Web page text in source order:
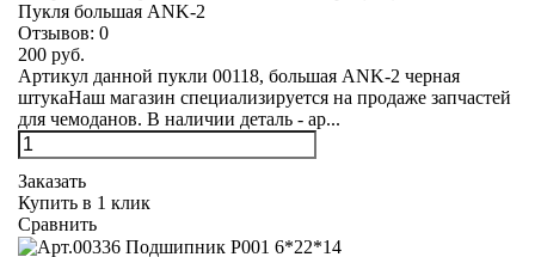
Пукля большая ANK-2
Отзывов: 0
200 руб.
Артикул данной пукли 00118, большая ANK-2 черная
штукаНаш магазин специализируется на продаже запчастей
для чемоданов. В наличии деталь - ар...
Заказать
Купить в 1 клик
Сравнить